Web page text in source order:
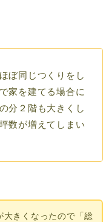
ぼ同じつくりをし
家を建てる場合に
分２階も大きくし
数が増えてしまい
大きくなったので「総